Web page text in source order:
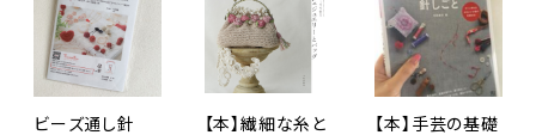
ビーズ通し針
【本】繊細な糸と
【本】手芸の基礎